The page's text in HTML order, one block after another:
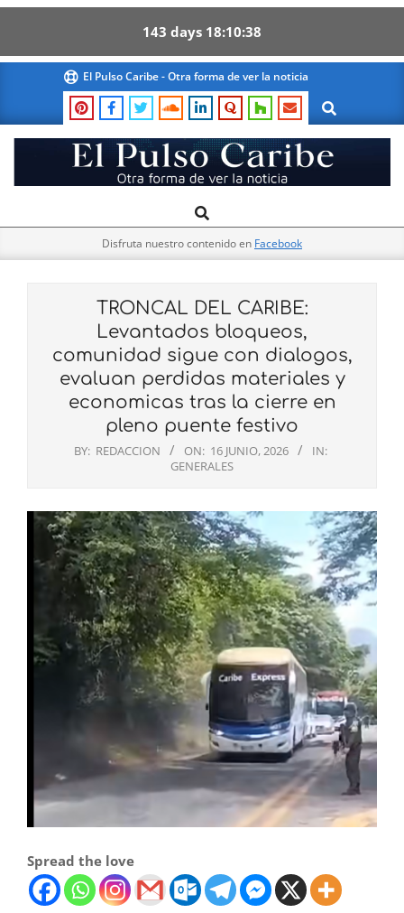
143 days 18 10 37
content
El Pulso Caribe - Otra forma de ver la noticia
Search
El
Pulso
Navigation
Search
Disfruta nuestro contenido en Facebook
TRONCAL DEL CARIBE:
Levantados bloqueos,
comunidad sigue con dialogos,
evaluan perdidas materiales y
economicas tras la cierre en
pleno puente festivo
BY: REDACCION ON: 16 JUNIO, 2026
IN:
GENERALES
Spread the love